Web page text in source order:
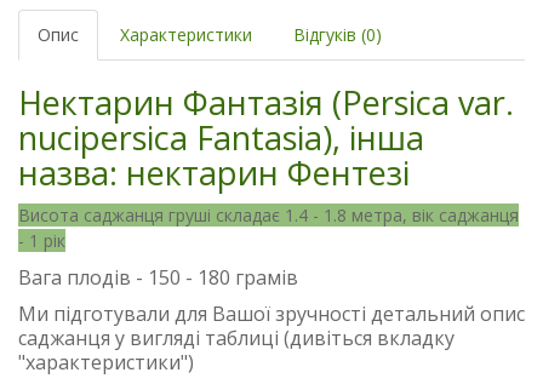
Опис Характеристики Відгуків (0)
Нектарин Фантазія (Persica var.
nucipersica Fantasia), інша
назва: нектарин Фентезі
Висота саджанця груші складає 1.4 - 1.8 метра, вік саджанця
- 1 рік
Вага плодів - 150 - 180 грамів
Ми підготували для Вашої зручності детальний опис
саджанця у вигляді таблиці (дивіться вкладку
"характеристики")